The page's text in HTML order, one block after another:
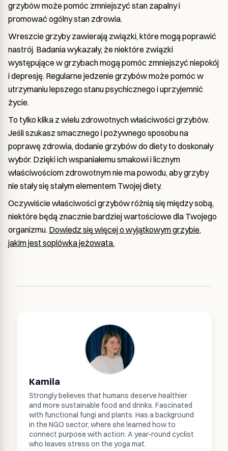
grzybów może pomóc zmniejszyć stan zapalny i
promować ogólny stan zdrowia.
Wreszcie grzyby zawierają związki, które mogą poprawić
nastrój. Badania wykazały, że niektóre związki
występujące w grzybach mogą pomóc zmniejszyć niepokój
i depresję. Regularne jedzenie grzybów może pomóc w
utrzymaniu lepszego stanu psychicznego i uprzyjemnić
życie.
To tylko kilka z wielu zdrowotnych właściwości grzybów.
Jeśli szukasz smacznego i pożywnego sposobu na
poprawę zdrowia, dodanie grzybów do diety to doskonały
wybór. Dzięki ich wspaniałemu smakowi i licznym
właściwościom zdrowotnym nie ma powodu, aby grzyby
nie stały się stałym elementem Twojej diety.
Oczywiście właściwości grzybów różnią się między sobą,
niektóre będą znacznie bardziej wartościowe dla Twojego
organizmu. Dowiedz się więcej o wyjątkowym grzybie,
jakim jest soplówka jeżowata.
Kamila
Strongly believes that humans deserve healthier
and more sustainable food and drinks. Fascinated
with functional fungi and plants. Has a background
in the NGO sector, where she learned how to
connect purpose with action. A year-round cyclist
who leaves stress on the yoga mat.